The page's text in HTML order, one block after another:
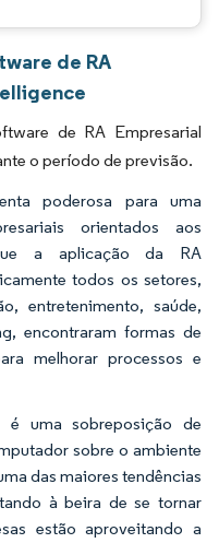
de RA
de RA Empresarial
o período de previsão.
poderosa para uma
orientados aos
a aplicação da RA
todos os setores,
entretenimento, saúde,
encontraram formas de
melhorar processos e
é uma sobreposição de
sobre o ambiente
das maiores tendências
à beira de se tornar
estão aproveitando a